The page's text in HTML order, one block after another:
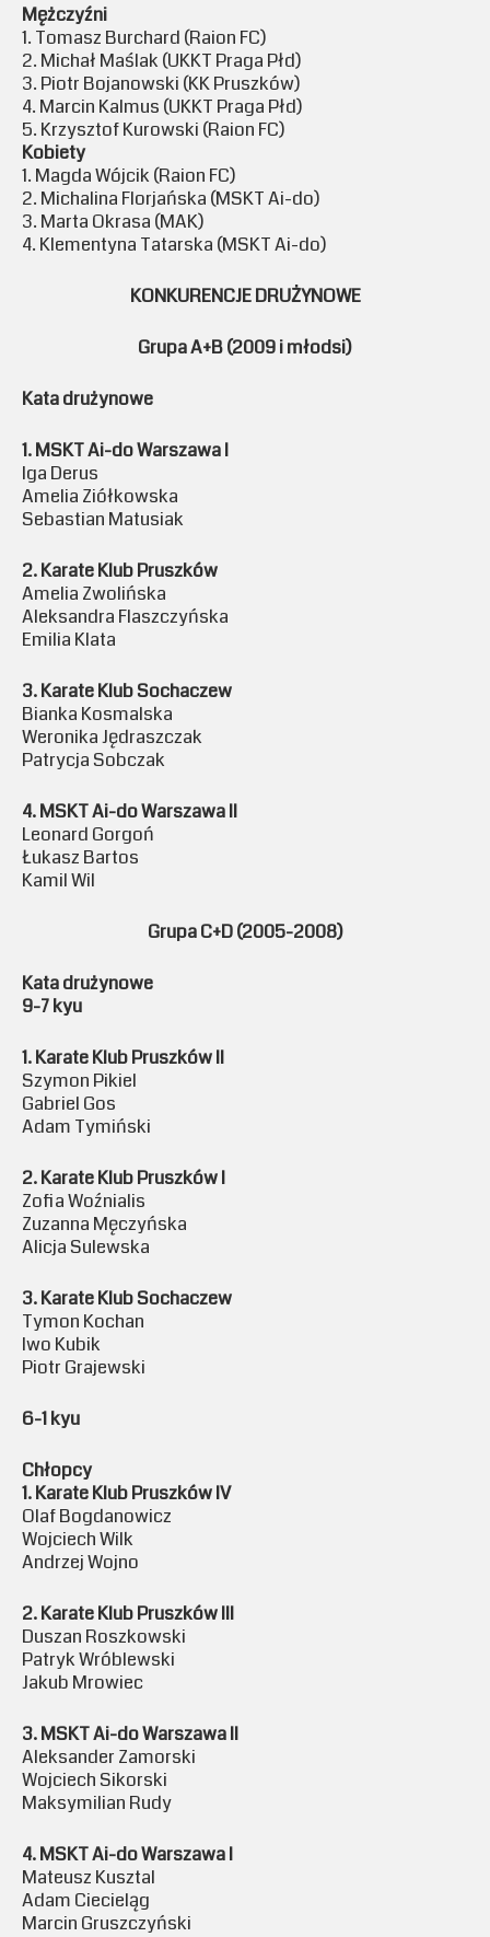
Mężczyźni
1. Tomasz Burchard (Raion FC)
2. Michał Maślak (UKKT Praga Płd)
3. Piotr Bojanowski (KK Pruszków)
4. Marcin Kalmus (UKKT Praga Płd)
5. Krzysztof Kurowski (Raion FC)
Kobiety
1. Magda Wójcik (Raion FC)
2. Michalina Florjańska (MSKT Ai-do)
3. Marta Okrasa (MAK)
4. Klementyna Tatarska (MSKT Ai-do)
KONKURENCJE DRUŻYNOWE
Grupa A+B (2009 i młodsi)
Kata drużynowe
1. MSKT Ai-do Warszawa I
Iga Derus
Amelia Ziółkowska
Sebastian Matusiak
2. Karate Klub Pruszków
Amelia Zwolińska
Aleksandra Flaszczyńska
Emilia Klata
3. Karate Klub Sochaczew
Bianka Kosmalska
Weronika Jędraszczak
Patrycja Sobczak
4. MSKT Ai-do Warszawa II
Leonard Gorgoń
Łukasz Bartos
Kamil Wil
Grupa C+D (2005-2008)
Kata drużynowe
9-7 kyu
1. Karate Klub Pruszków II
Szymon Pikiel
Gabriel Gos
Adam Tymiński
2. Karate Klub Pruszków I
Zofia Woźnialis
Zuzanna Męczyńska
Alicja Sulewska
3. Karate Klub Sochaczew
Tymon Kochan
Iwo Kubik
Piotr Grajewski
6-1 kyu
Chłopcy
1. Karate Klub Pruszków IV
Olaf Bogdanowicz
Wojciech Wilk
Andrzej Wojno
2. Karate Klub Pruszków III
Duszan Roszkowski
Patryk Wróblewski
Jakub Mrowiec
3. MSKT Ai-do Warszawa II
Aleksander Zamorski
Wojciech Sikorski
Maksymilian Rudy
4. MSKT Ai-do Warszawa I
Mateusz Kusztal
Adam Ciecieląg
Marcin Gruszczyński